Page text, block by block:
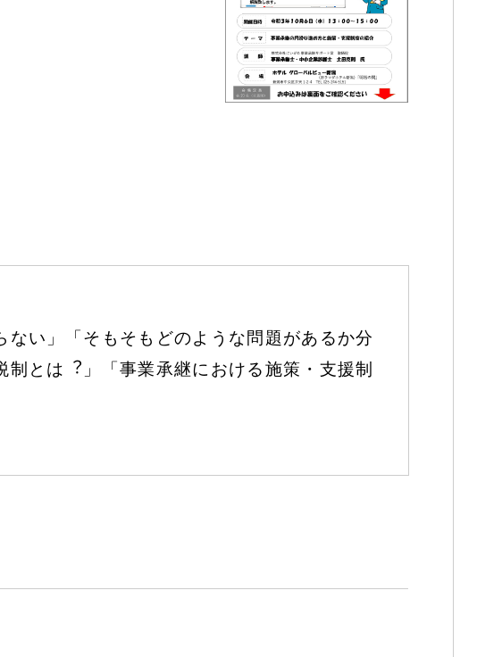
い」「そもそもどのような問題があるか分
とは︖」「事業承継における施策・⽀援制